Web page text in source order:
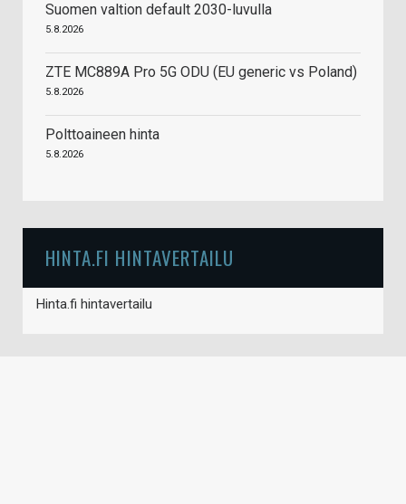
Suomen valtion default 2030-luvulla
5.8.2026
ZTE MC889A Pro 5G ODU (EU generic vs Poland)
5.8.2026
Polttoaineen hinta
5.8.2026
HINTA.FI HINTAVERTAILU
Hinta.fi hintavertailu